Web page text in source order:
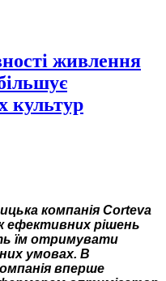
живлення
культур
компанія Corteva
ефективних рішень
їм отримувати
умовах. В
вперше